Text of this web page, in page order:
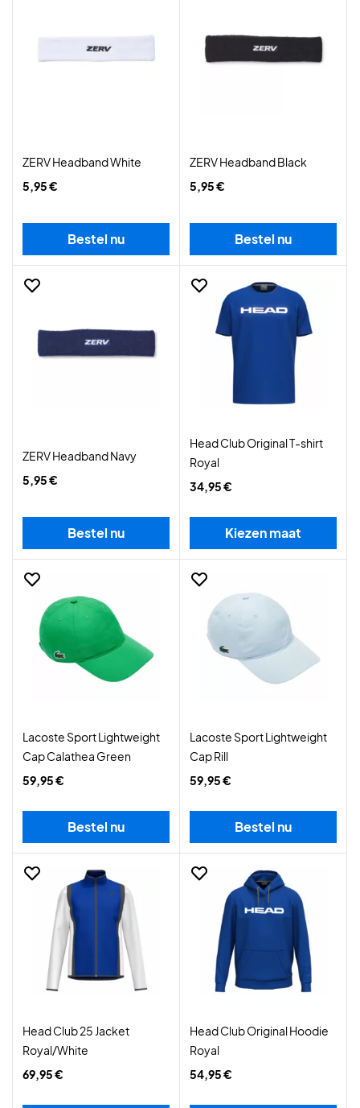
ZERV Headband White
5,95 €
Bestel nu
ZERV Headband Black
5,95 €
Bestel nu
ZERV Headband Navy
5,95 €
Bestel nu
Head Club Original T-shirt
Royal
34,95 €
Kiezen maat
Lacoste Sport Lightweight
Cap Calathea Green
59,95 €
Bestel nu
Lacoste Sport Lightweight
Cap Rill
59,95 €
Bestel nu
Head Club 25 Jacket
Royal/White
69,95 €
Head Club Original Hoodie
Royal
54,95 €